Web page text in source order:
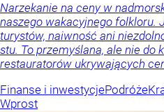
Narzekanie na ceny w
naszego wakacyjnego folkloru.
turystów, naiwność ani
stu. To przemyślana, ale nie do
restauratorów ukrywających
Finanse i inwestycjePodróże
Wprost